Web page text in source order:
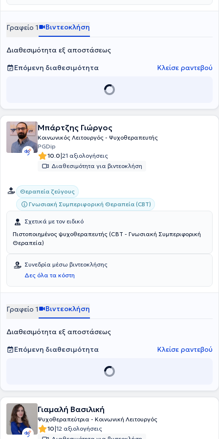
explorative minds: A co-operative inquiry of HELASYTH on its’
οποίο οι συστημικοί θεραπευτές αντιλαμβάνονται την
επαγγελματική τους ταυτότητα και τις προκλήσεις της.
Γραφείο 1 Βιντεοκλήση
Διαθεσιμότητα εξ αποστάσεως
Επόμενη διαθεσιμότητα
Κλείσε ραντεβού
Μπάρτζης Γιώργος
Κοινωνικός Λειτουργός - Ψυχοθεραπευτής
PGDip
10.0|21 αξιολογήσεις
Διαθεσιμότητα για βιντεοκλήση
Θεραπεία ζεύγους
Γνωσιακή Συμπεριφορική Θεραπεία (CBT)
Σχετικά με τον ειδικό
Πιστοποιημένος ψυχοθεραπευτής (CBT - Γνωσιακή Συμπεριφορική
Θεραπεία)
Συνεδρία μέσω βιντεοκλήσης
Δες όλα τα κόστη
Γραφείο 1 Βιντεοκλήση
Διαθεσιμότητα εξ αποστάσεως
Επόμενη διαθεσιμότητα
Κλείσε ραντεβού
Γιαμαλή Βασιλική
Ψυχοθεραπεύτρια - Κοινωνική Λειτουργός
10|12 αξιολογήσεις